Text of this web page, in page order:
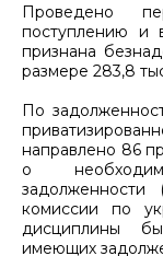
Проведено
поступлению и
признана
размере 283,8
По
направлено 86
о
комиссии по
дисциплины
имеющих